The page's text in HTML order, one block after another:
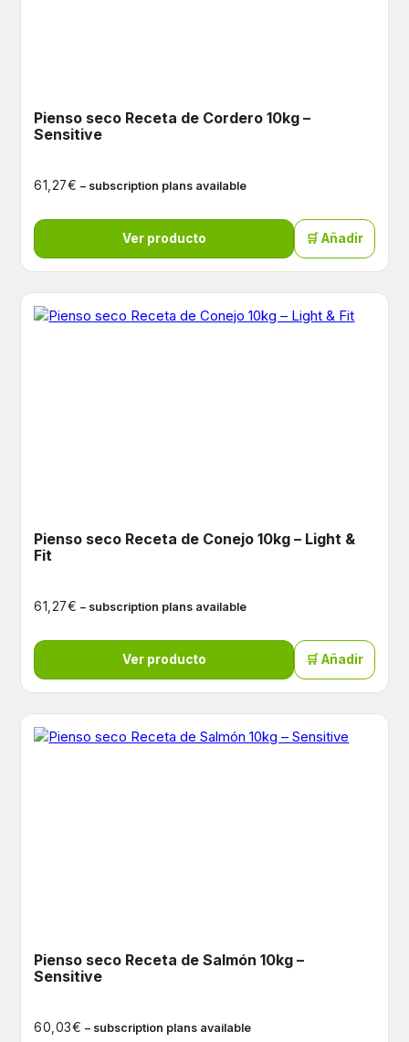
Pienso seco Receta de Cordero 10kg –
Sensitive
61,27€ – subscription plans available
Ver producto 🛒 Añadir
Pienso seco Receta de Conejo 10kg – Light &
Fit
61,27€ – subscription plans available
Ver producto 🛒 Añadir
Pienso seco Receta de Salmón 10kg –
Sensitive
60,03€ – subscription plans available